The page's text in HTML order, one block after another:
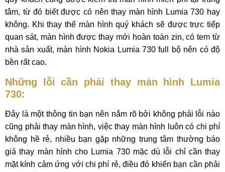
tâm, từ đó biết được có nên thay màn hình Lumia 730 hay
không. Khi thay thế màn hình quý khách sẽ được trực tiếp
quan sát, màn hình được thay mới hoàn toàn zin, có tem từ
nhà sản xuất, màn hình Nokia Lumia 730 full bộ nên có độ
bền rất cao.
Những lỗi cần phải thay màn hình Lumia
730:
Đây là một thông tin bạn nên nắm rõ bởi không phải lỗi nào
cũng phải thay màn hình, việc thay màn hình luôn có chi phí
không hề rẻ, nhiều bạn gặp những trung tâm thường báo
giá thay màn hình cho Lumia 730 mặc dù lỗi chỉ cần thay
mặt kính cảm ứng với chi phí rẻ, điều đó khiến bạn cần phải